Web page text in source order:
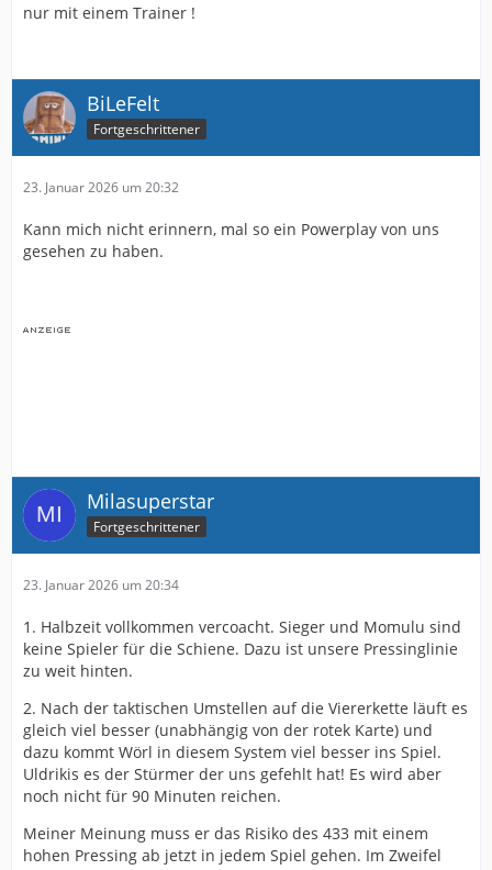
nur mit einem Trainer !
BiLeFelt
Fortgeschrittener
23. Januar 2026 um 20:32
Kann mich nicht erinnern, mal so ein Powerplay von uns
gesehen zu haben.
Milasuperstar
Fortgeschrittener
23. Januar 2026 um 20:34
1. Halbzeit vollkommen vercoacht. Sieger und Momulu sind
keine Spieler für die Schiene. Dazu ist unsere Pressinglinie
zu weit hinten.
2. Nach der taktischen Umstellen auf die Viererkette läuft es
gleich viel besser (unabhängig von der rotek Karte) und
dazu kommt Wörl in diesem System viel besser ins Spiel.
Uldrikis es der Stürmer der uns gefehlt hat! Es wird aber
noch nicht für 90 Minuten reichen.
Meiner Meinung muss er das Risiko des 433 mit einem
hohen Pressing ab jetzt in jedem Spiel gehen. Im Zweifel